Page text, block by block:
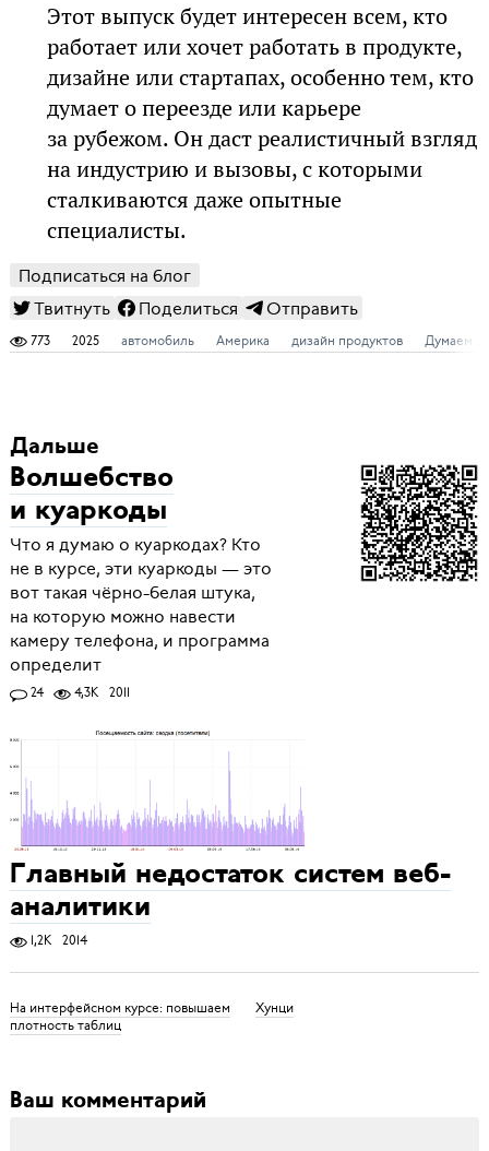
Этот выпуск будет интересен всем, кто
работает или хочет работать в продукте,
дизайне или стартапах, особенно тем, кто
думает о переезде или карьере
за рубежом. Он даст реалистичный взгляд
на индустрию и вызовы, с которыми
сталкиваются даже опытные
специалисты.
Подписаться на блог
Твитнуть
Поделиться Отправить
773 2025 автомобиль Америка дизайн продуктов Думаем
Дальше
Волшебство
и куаркоды
Что я думаю о куаркодах? Кто
не в курсе, эти куаркоды — это
вот такая чёрно-белая штука,
на которую можно навести
камеру телефона, и программа
определит
24 4,3K 2011
Главный недостаток систем веб-
аналитики
1,2K 2014
На интерфейсном курсе: повышаем
плотность таблиц
Хунци
Ваш комментарий